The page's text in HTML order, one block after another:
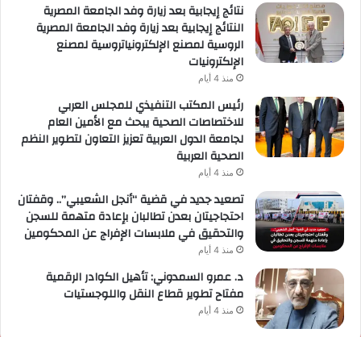
نتائج إيجابية بعد زيارة وفد الجامعة المصرية
النتائج إيجابية بعد زيارة وفد الجامعة المصرية
الروسية لمصنع الإلكترونياتروسية لمصنع
الإلكترونيات
منذ 4 أيام
رئيس المكتب التنفيذي للمجلس العربي
للاختصاصات الصحية يبحث مع الأمين العام
لجامعة الدول العربية تعزيز التعاون لتطوير النظم
الصحية العربية
منذ 4 أيام
تصعيد جديد في قضية “أنجل الشعيبي”.. وقفتان
احتجاجيتان بعدن تطالبان بإعادة متهمة للسجن
والتحقيق في ملابسات الإفراج عن المحكومين
منذ 4 أيام
د. عمرو السمدوني: تأهيل الكوادر الرقمية
مفتاح تطوير قطاع النقل واللوجستيات
منذ 4 أيام